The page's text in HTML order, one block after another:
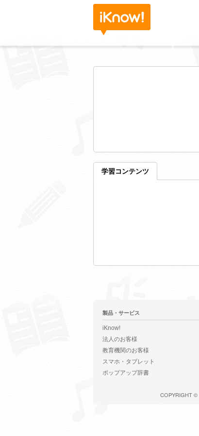
学習コンテンツ
製品・サービス
iKnow!
法人のお客様
教育機関のお客様
スマホ・タブレット
ポップアップ辞書
COPYRIGHT ©